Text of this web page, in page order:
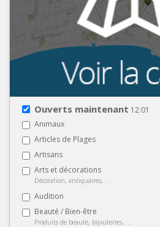
Ouverts maintenant 12:01
Animaux
Articles de Plages
Artisans
Arts et décorations
Décoration, antiquaires, ...
Audition
Beauté / Bien-être
Produits de beauté, bijouteries, ...